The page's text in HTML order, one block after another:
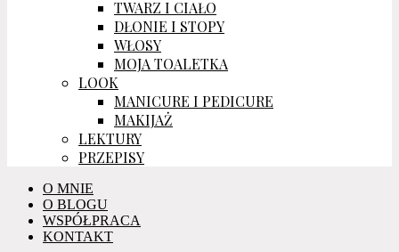
TWARZ I CIAŁO
DŁONIE I STOPY
WŁOSY
MOJA TOALETKA
LOOK
MANICURE I PEDICURE
MAKIJAŻ
LEKTURY
PRZEPISY
O MNIE
O BLOGU
WSPÓŁPRACA
KONTAKT